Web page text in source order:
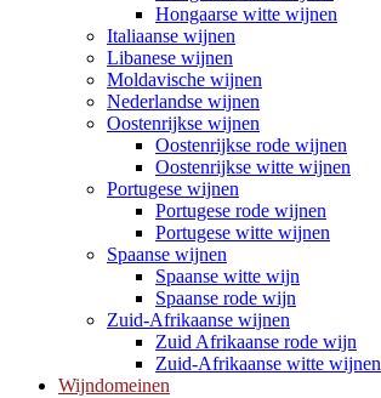
Hongaarse witte wijnen
Italiaanse wijnen
Libanese wijnen
Moldavische wijnen
Nederlandse wijnen
Oostenrijkse wijnen
Oostenrijkse rode wijnen
Oostenrijkse witte wijnen
Portugese wijnen
Portugese rode wijnen
Portugese witte wijnen
Spaanse wijnen
Spaanse witte wijn
Spaanse rode wijn
Zuid-Afrikaanse wijnen
Zuid Afrikaanse rode wijn
Zuid-Afrikaanse witte wijnen
Wijndomeinen